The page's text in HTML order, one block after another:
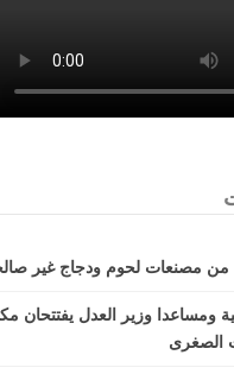
ومساعدا وزير العدل يفتتحان
الصغرى